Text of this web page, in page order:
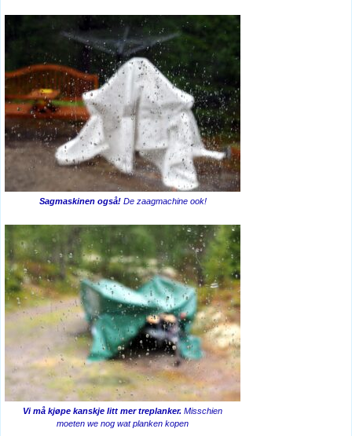
Sagmaskinen også!De zaagmachine ook!
Vi må kjøpe kanskje litt mer treplanker. Misschien
moeten we nog wat planken kopen